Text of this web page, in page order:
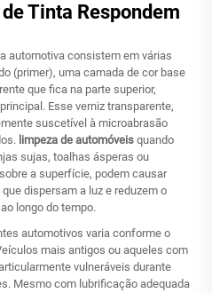
Tinta Respondem
automotiva consistem em várias
(primer), uma camada de cor base
que fica na parte superior,
Esse verniz transparente,
suscetível à microabrasão
limpeza de automóveis quando
sujas, toalhas ásperas ou
a superfície, podem causar
dispersam a luz e reduzem o
longo do tempo.
automotivos varia conforme o
mais antigos ou aqueles com
vulneráveis durante
Mesmo com lubrificação adequada